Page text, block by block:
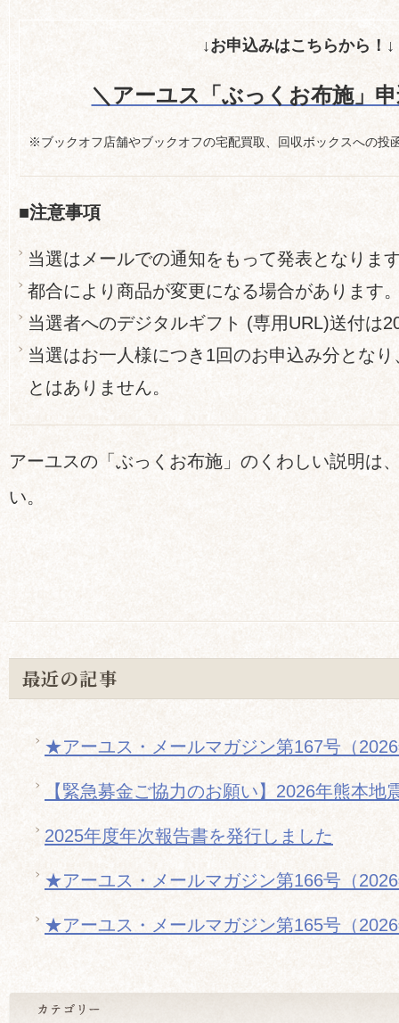
↓お申込みはこちらから！↓
＼アーユス「ぶっくお布施」
※ブックオフ店舗やブックオフの宅配買取、回収ボックスへの投
■注意事項
当選はメールでの通知をもって発表となりま
都合により商品が変更になる場合があります
当選者へのデジタルギフト (専用URL)送付は
当選はお一人様につき1回のお申込み分とな
とはありません。
アーユスの「ぶっくお布施」のくわしい説明は
い。
最近の記事
★アーユス・メールマガジン第167号（
【緊急募金ご協力のお願い】2026年熊本地
2025年度年次報告書を発行しました
★アーユス・メールマガジン第166号（
★アーユス・メールマガジン第165号（